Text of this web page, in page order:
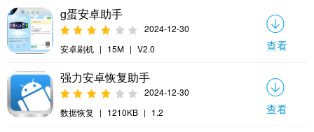
g蛋安卓助手
2024-12-30
安卓刷机 | 15M | V2.0 查看
强力安卓恢复助手
2024-12-30
数据恢复 | 1210KB | 1.2 查看